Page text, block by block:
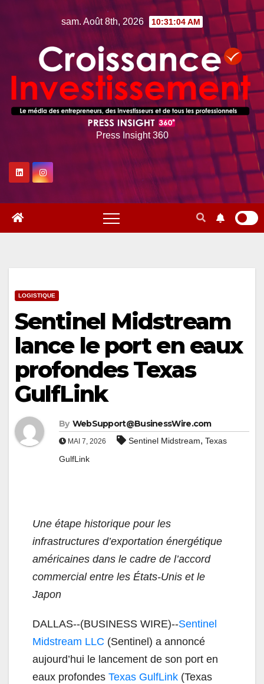
sam. Août 8th, 2026 10:31:05 AM
Press Insight 360
LOGISTIQUE
Sentinel Midstream
lance le port en eaux
profondes Texas
GulfLink
By WebSupport@BusinessWire.com
MAI 7, 2026 Sentinel Midstream, Texas
GulfLink
Une étape historique pour les
infrastructures d’exportation énergétique
américaines dans le cadre de l’accord
commercial entre les États-Unis et le
Japon
DALLAS--(BUSINESS WIRE)--Sentinel
Midstream LLC (Sentinel) a annoncé
aujourd’hui le lancement de son port en
eaux profondes Texas GulfLink (Texas